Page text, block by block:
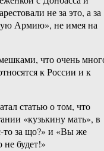
не за это, а за
Армию», не имея на
что очень
к России и к
статью о том, что
«кузькину мать», в
то за що?» и «Вы же
будет!»